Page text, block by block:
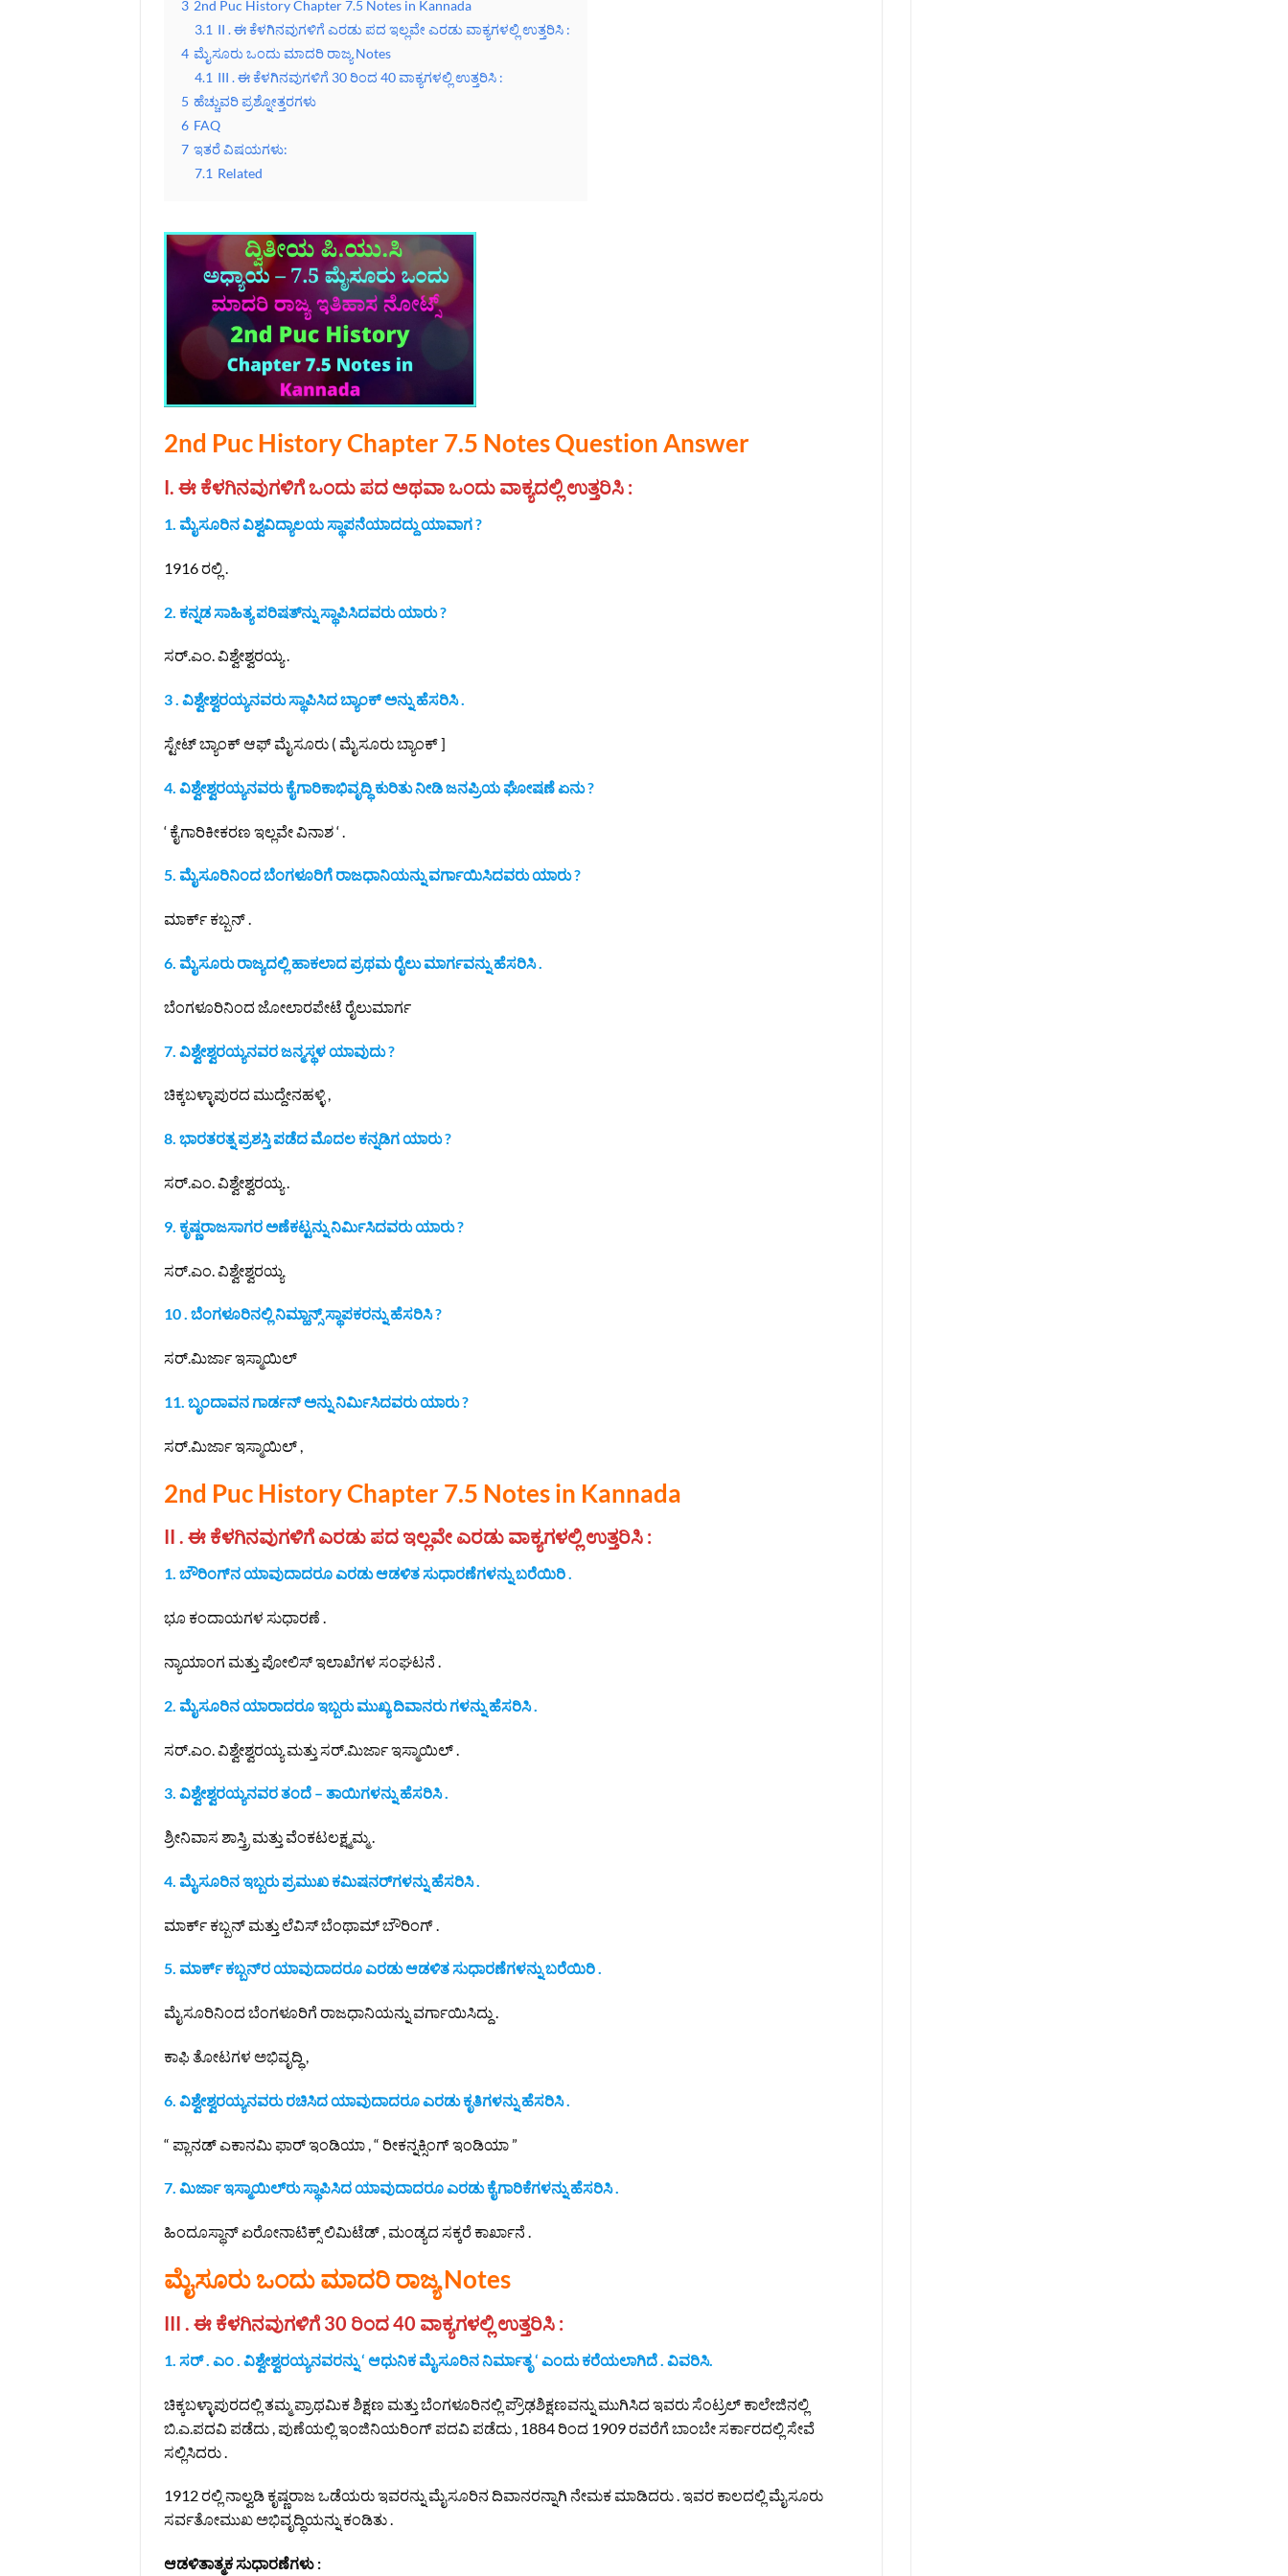
3 2nd Puc History Chapter 7.5 Notes in Kannada
3.1 II . ಈ ಕೆಳಗಿನವುಗಳಿಗೆ ಎರಡು ಪದ ಇಲ್ಲವೇ ಎರಡು ವಾಕ್ಯಗಳಲ್ಲಿ ಉತ್ತರಿಸಿ :
4 ಮೈಸೂರು ಒಂದು ಮಾದರಿ ರಾಜ್ಯ Notes
4.1 III . ಈ ಕೆಳಗಿನವುಗಳಿಗೆ 30 ರಿಂದ 40 ವಾಕ್ಯಗಳಲ್ಲಿ ಉತ್ತರಿಸಿ :
5 ಹೆಚ್ಚುವರಿ ಪ್ರಶ್ನೋತ್ತರಗಳು
6 FAQ
7 ಇತರೆ ವಿಷಯಗಳು:
7.1 Related
2nd Puc History Chapter 7.5 Notes Question Answer
I. ಈ ಕೆಳಗಿನವುಗಳಿಗೆ ಒಂದು ಪದ ಅಥವಾ ಒಂದು ವಾಕ್ಯದಲ್ಲಿ ಉತ್ತರಿಸಿ :
1. ಮೈಸೂರಿನ ವಿಶ್ವವಿದ್ಯಾಲಯ ಸ್ಥಾಪನೆಯಾದದ್ದು ಯಾವಾಗ ?
1916 ರಲ್ಲಿ .
2. ಕನ್ನಡ ಸಾಹಿತ್ಯ ಪರಿಷತ್‌ನ್ನು ಸ್ಥಾಪಿಸಿದವರು ಯಾರು ?
ಸರ್.ಎಂ. ವಿಶ್ವೇಶ್ವರಯ್ಯ .
3 . ವಿಶ್ವೇಶ್ವರಯ್ಯನವರು ಸ್ಥಾಪಿಸಿದ ಬ್ಯಾಂಕ್‌ ಅನ್ನು ಹೆಸರಿಸಿ .
ಸ್ಟೇಟ್ ಬ್ಯಾಂಕ್ ಆಫ್ ಮೈಸೂರು ( ಮೈಸೂರು ಬ್ಯಾಂಕ್ ]
4. ವಿಶ್ವೇಶ್ವರಯ್ಯನವರು ಕೈಗಾರಿಕಾಭಿವೃದ್ಧಿ ಕುರಿತು ನೀಡಿ ಜನಪ್ರಿಯ ಘೋಷಣೆ ಏನು ?
‘ ಕೈಗಾರಿಕೀಕರಣ ಇಲ್ಲವೇ ವಿನಾಶ ‘ .
5. ಮೈಸೂರಿನಿಂದ ಬೆಂಗಳೂರಿಗೆ ರಾಜಧಾನಿಯನ್ನು ವರ್ಗಾಯಿಸಿದವರು ಯಾರು ?
ಮಾರ್ಕ್ ಕಬ್ಬನ್ .
6. ಮೈಸೂರು ರಾಜ್ಯದಲ್ಲಿ ಹಾಕಲಾದ ಪ್ರಥಮ ರೈಲು ಮಾರ್ಗವನ್ನು ಹೆಸರಿಸಿ .
ಬೆಂಗಳೂರಿನಿಂದ ಜೋಲಾರಪೇಟೆ ರೈಲುಮಾರ್ಗ
7. ವಿಶ್ವೇಶ್ವರಯ್ಯನವರ ಜನ್ಮಸ್ಥಳ ಯಾವುದು ?
ಚಿಕ್ಕಬಳ್ಳಾಪುರದ ಮುದ್ದೇನಹಳ್ಳಿ ,
8. ಭಾರತರತ್ನ ಪ್ರಶಸ್ತಿ ಪಡೆದ ಮೊದಲ ಕನ್ನಡಿಗ ಯಾರು ?
ಸರ್.ಎಂ. ವಿಶ್ವೇಶ್ವರಯ್ಯ .
9. ಕೃಷ್ಣರಾಜಸಾಗರ ಅಣೆಕಟ್ಟನ್ನು ನಿರ್ಮಿಸಿದವರು ಯಾರು ?
ಸರ್.ಎಂ. ವಿಶ್ವೇಶ್ವರಯ್ಯ
10 . ಬೆಂಗಳೂರಿನಲ್ಲಿ ನಿಮ್ಹಾನ್ಸ್ ಸ್ಥಾಪಕರನ್ನು ಹೆಸರಿಸಿ ?
ಸರ್.ಮಿರ್ಜಾ ಇಸ್ಮಾಯಿಲ್
11. ಬೃಂದಾವನ ಗಾರ್ಡನ್ ಅನ್ನು ನಿರ್ಮಿಸಿದವರು ಯಾರು ?
ಸರ್.ಮಿರ್ಜಾ ಇಸ್ಮಾಯಿಲ್ ,
2nd Puc History Chapter 7.5 Notes in Kannada
II . ಈ ಕೆಳಗಿನವುಗಳಿಗೆ ಎರಡು ಪದ ಇಲ್ಲವೇ ಎರಡು ವಾಕ್ಯಗಳಲ್ಲಿ ಉತ್ತರಿಸಿ :
1. ಬೌರಿಂಗ್‌ನ ಯಾವುದಾದರೂ ಎರಡು ಆಡಳಿತ ಸುಧಾರಣೆಗಳನ್ನು ಬರೆಯಿರಿ .
ಭೂ ಕಂದಾಯಗಳ ಸುಧಾರಣೆ .
ನ್ಯಾಯಾಂಗ ಮತ್ತು ಪೋಲಿಸ್ ಇಲಾಖೆಗಳ ಸಂಘಟನೆ .
2. ಮೈಸೂರಿನ ಯಾರಾದರೂ ಇಬ್ಬರು ಮುಖ್ಯ ದಿವಾನರು ಗಳನ್ನು ಹೆಸರಿಸಿ .
ಸರ್.ಎಂ. ವಿಶ್ವೇಶ್ವರಯ್ಯ ಮತ್ತು ಸರ್.ಮಿರ್ಜಾ ಇಸ್ಮಾಯಿಲ್ .
3. ವಿಶ್ವೇಶ್ವರಯ್ಯನವರ ತಂದೆ – ತಾಯಿಗಳನ್ನು ಹೆಸರಿಸಿ .
ಶ್ರೀನಿವಾಸ ಶಾಸ್ತ್ರಿ ಮತ್ತು ವೆಂಕಟಲಕ್ಷ್ಮಮ್ಮ .
4. ಮೈಸೂರಿನ ಇಬ್ಬರು ಪ್ರಮುಖ ಕಮಿಷನರ್‌ಗಳನ್ನು ಹೆಸರಿಸಿ .
ಮಾರ್ಕ್ ಕಬ್ಬನ್ ಮತ್ತು ಲೆವಿಸ್ ಬೆಂಥಾಮ್ ಬೌರಿಂಗ್ .
5. ಮಾರ್ಕ್ ಕಬ್ಬನ್‌ರ ಯಾವುದಾದರೂ ಎರಡು ಆಡಳಿತ ಸುಧಾರಣೆಗಳನ್ನು ಬರೆಯಿರಿ .
ಮೈಸೂರಿನಿಂದ ಬೆಂಗಳೂರಿಗೆ ರಾಜಧಾನಿಯನ್ನು ವರ್ಗಾಯಿಸಿದ್ದು .
ಕಾಫಿ ತೋಟಗಳ ಅಭಿವೃದ್ಧಿ ,
6. ವಿಶ್ವೇಶ್ವರಯ್ಯನವರು ರಚಿಸಿದ ಯಾವುದಾದರೂ ಎರಡು ಕೃತಿಗಳನ್ನು ಹೆಸರಿಸಿ .
“ ಪ್ಲಾನಡ್ ಎಕಾನಮಿ ಫಾರ್ ಇಂಡಿಯಾ , “ ರೀಕನ್ನಕ್ಸಿಂಗ್ ಇಂಡಿಯಾ ”
7. ಮಿರ್ಜಾ ಇಸ್ಮಾಯಿಲ್‌ರು ಸ್ಥಾಪಿಸಿದ ಯಾವುದಾದರೂ ಎರಡು ಕೈಗಾರಿಕೆಗಳನ್ನು ಹೆಸರಿಸಿ .
ಹಿಂದೂಸ್ಥಾನ್ ಏರೋನಾಟಿಕ್ಸ್ ಲಿಮಿಟೆಡ್ , ಮಂಡ್ಯದ ಸಕ್ಕರೆ ಕಾರ್ಖಾನೆ .
ಮೈಸೂರು ಒಂದು ಮಾದರಿ ರಾಜ್ಯ Notes
III . ಈ ಕೆಳಗಿನವುಗಳಿಗೆ 30 ರಿಂದ 40 ವಾಕ್ಯಗಳಲ್ಲಿ ಉತ್ತರಿಸಿ :
1. ಸರ್ . ಎಂ . ವಿಶ್ವೇಶ್ವರಯ್ಯನವರನ್ನು ‘ ಆಧುನಿಕ ಮೈಸೂರಿನ ನಿರ್ಮಾತೃ ‘ ಎಂದು ಕರೆಯಲಾಗಿದೆ . ವಿವರಿಸಿ.
ಚಿಕ್ಕಬಳ್ಳಾಪುರದಲ್ಲಿ ತಮ್ಮ ಪ್ರಾಥಮಿಕ ಶಿಕ್ಷಣ ಮತ್ತು ಬೆಂಗಳೂರಿನಲ್ಲಿ ಪ್ರೌಢಶಿಕ್ಷಣವನ್ನು ಮುಗಿಸಿದ ಇವರು ಸೆಂಟ್ರಲ್ ಕಾಲೇಜಿನಲ್ಲಿ
ಬಿ.ಎ.ಪದವಿ ಪಡೆದು , ಪುಣೆಯಲ್ಲಿ ಇಂಜಿನಿಯರಿಂಗ್ ಪದವಿ ಪಡೆದು , 1884 ರಿಂದ 1909 ರವರೆಗೆ ಬಾಂಬೇ ಸರ್ಕಾರದಲ್ಲಿ ಸೇವೆ
ಸಲ್ಲಿಸಿದರು .
1912 ರಲ್ಲಿ ನಾಲ್ವಡಿ ಕೃಷ್ಣರಾಜ ಒಡೆಯರು ಇವರನ್ನು ಮೈಸೂರಿನ ದಿವಾನರನ್ನಾಗಿ ನೇಮಕ ಮಾಡಿದರು . ಇವರ ಕಾಲದಲ್ಲಿ ಮೈಸೂರು
ಸರ್ವತೋಮುಖ ಅಭಿವೃದ್ಧಿಯನ್ನು ಕಂಡಿತು .
ಆಡಳಿತಾತ್ಮಕ ಸುಧಾರಣೆಗಳು :